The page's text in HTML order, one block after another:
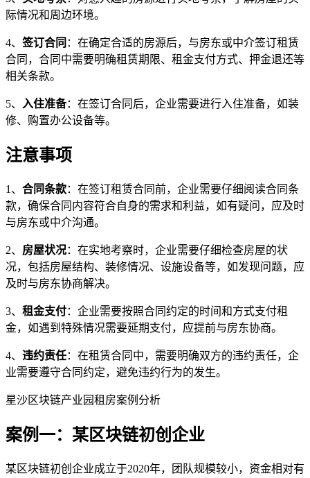
际情况和周边环境。
4、 签订合同 ：在确定合适的房源后，与房东或中介签订租赁
合同，合同中需要明确租赁期限、租金支付方式、押金退还等
相关条款。
5、 入住准备：在签订合同后，企业需要进行入住准备，如装
修、购置办公设备等。
注意事项
1、 合同条款：在签订租赁合同前，企业需要仔细阅读合同条
款，确保合同内容符合自身的需求和利益，如有疑问，应及时
与房东或中介沟通。
2、 房屋状况：在实地考察时，企业需要仔细检查房屋的状
况，包括房屋结构、装修情况、设施设备等，如发现问题，应
及时与房东协商解决。
3、 租金支付：企业需要按照合同约定的时间和方式支付租
金，如遇到特殊情况需要延期支付，应提前与房东协商。
4、 违约责任：在租赁合同中，需要明确双方的违约责任，企
业需要遵守合同约定，避免违约行为的发生。
星沙区块链产业园租房案例分析
案例一：某区块链初创企业
某区块链初创企业成立于2020年，团队规模较小，资金相对有